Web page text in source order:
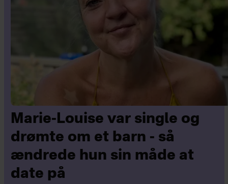
Marie-Louise var single og
drømte om et barn - så
ændrede hun sin måde at
date på